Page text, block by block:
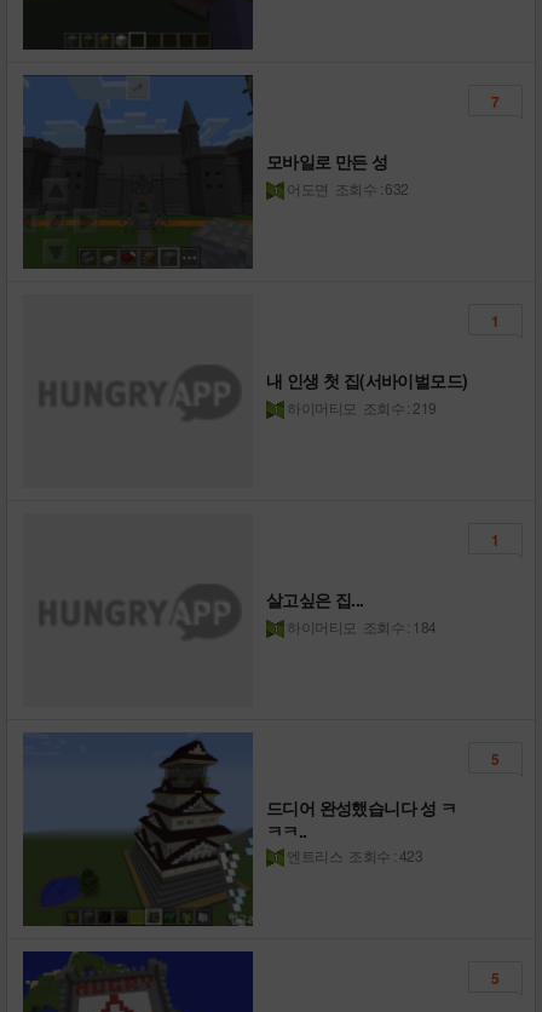
모바일로 만든 성
어도면 조회수 : 632
7
내 인생 첫 집(서바이벌모드)
하이머티모 조회수 : 219
1
살고싶은 집...
하이머티모 조회수 : 184
1
드디어 완성했습니다 성 ㅋ
ㅋㅋ..
엔트리스 조회수 : 423
5
5